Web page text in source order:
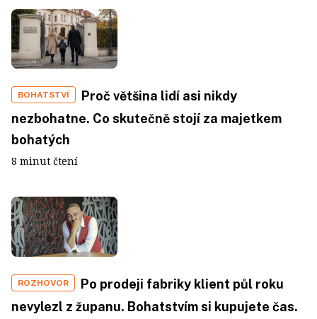
BOHATSTVÍ
Proč většina lidí asi nikdy
nezbohatne. Co skutečně stojí za majetkem
bohatých
8 minut čtení
ROZHOVOR
Po prodeji fabriky klient půl roku
nevylezl z županu. Bohatstvím si kupujete čas.